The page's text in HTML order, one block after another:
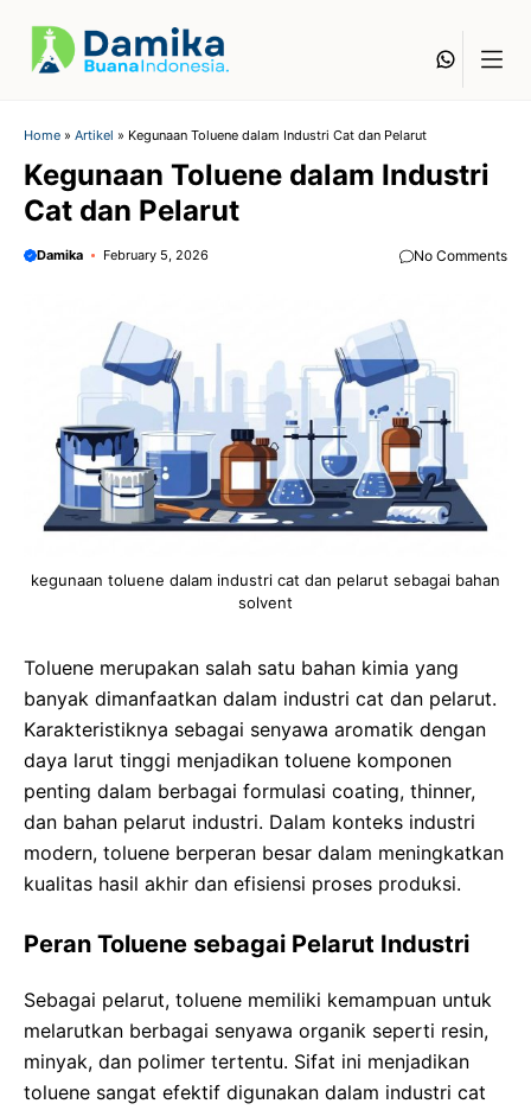
content
Home » Artikel » Kegunaan Toluene dalam Industri Cat dan Pelarut
Kegunaan Toluene dalam Industri
Cat dan Pelarut
Damika February 5, 2026 No Comments
kegunaan toluene dalam industri cat dan pelarut sebagai bahan
solvent
Toluene merupakan salah satu bahan kimia yang
banyak dimanfaatkan dalam industri cat dan pelarut.
Karakteristiknya sebagai senyawa aromatik dengan
daya larut tinggi menjadikan toluene komponen
penting dalam berbagai formulasi coating, thinner,
dan bahan pelarut industri. Dalam konteks industri
modern, toluene berperan besar dalam meningkatkan
kualitas hasil akhir dan efisiensi proses produksi.
Peran Toluene sebagai Pelarut Industri
Sebagai pelarut, toluene memiliki kemampuan untuk
melarutkan berbagai senyawa organik seperti resin,
minyak, dan polimer tertentu. Sifat ini menjadikan
toluene sangat efektif digunakan dalam industri cat